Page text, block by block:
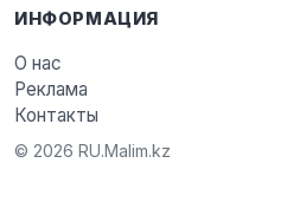
ИНФОРМАЦИЯ
О нас
Реклама
Контакты
© 2026 RU.Malim.kz